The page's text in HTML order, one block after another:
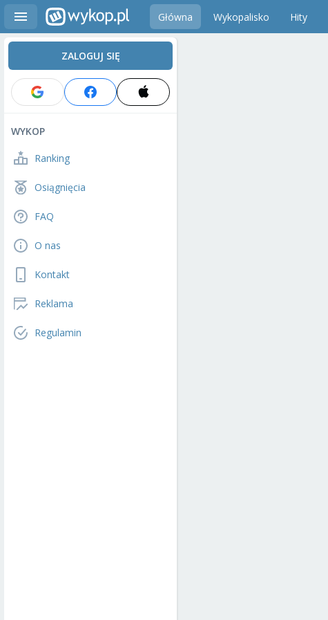
Główna Wykopalisko Hity
ZALOGUJ SIĘ
WYKOP
Ranking
Osiągnięcia
FAQ
O nas
Kontakt
Reklama
Regulamin